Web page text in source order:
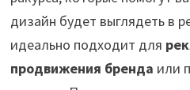
дизайн будет выглядеть в
идеально подходит для
продвижения бренда или